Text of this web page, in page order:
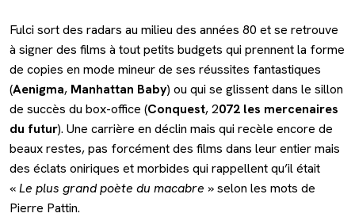
Fulci sort des radars au milieu des années 80 et se retrouve
à signer des films à tout petits budgets qui prennent la forme
de copies en mode mineur de ses réussites fantastiques
(Aenigma, Manhattan Baby) ou qui se glissent dans le sillon
de succès du box-office (Conquest, 2072 les mercenaires
du futur). Une carrière en déclin mais qui recèle encore de
beaux restes, pas forcément des films dans leur entier mais
des éclats oniriques et morbides qui rappellent qu’il était
«Le plus grand poète du macabre » selon les mots de
Pierre Pattin.